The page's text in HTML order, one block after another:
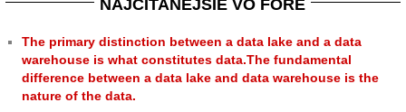
NAJČÍTANEJŠIE VO FÓRE
The primary distinction between a data lake and a data
warehouse is what constitutes data.The fundamental
difference between a data lake and data warehouse is the
nature of the data.